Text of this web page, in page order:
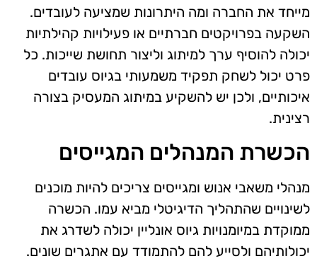
מייחד את החברה ומה היתרונות שמציעה לעובדים.
השקעה בפרויקטים חברתיים או פעילויות קהילתיות
יכולה להוסיף ערך למיתוג וליצור תחושת שייכות. כל
פרט יכול לשחק תפקיד משמעותי בגיוס עובדים
איכותיים, ולכן יש להשקיע במיתוג המעסיק בצורה
רצינית.
הכשרת המנהלים המגייסים
מנהלי משאבי אנוש ומגייסים צריכים להיות מוכנים
לשינויים שהתהליך הדיגיטלי מביא עמו. הכשרה
ממוקדת במיומנויות גיוס אונליין יכולה לשדרג את
יכולותיהם ולסייע להם להתמודד עם אתגרים שונים.